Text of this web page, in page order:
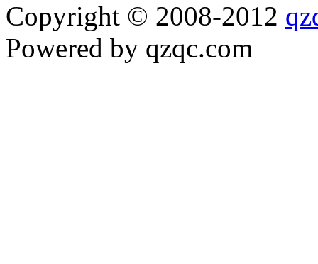
Copyright © 2008-2012
Powered by qzqc.com